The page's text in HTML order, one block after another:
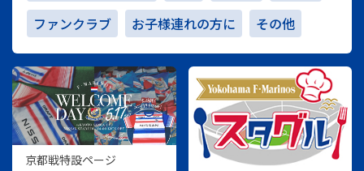
ファンクラブ
お子様連れの方に その他
京都戦特設ページ